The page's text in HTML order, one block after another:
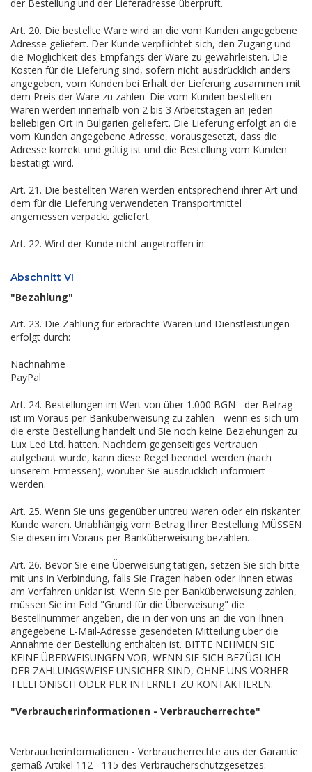
der Bestellung und der Lieferadresse überprüft.
Art. 20. Die bestellte Ware wird an die vom Kunden angegebene
Adresse geliefert. Der Kunde verpflichtet sich, den Zugang und
die Möglichkeit des Empfangs der Ware zu gewährleisten. Die
Kosten für die Lieferung sind, sofern nicht ausdrücklich anders
angegeben, vom Kunden bei Erhalt der Lieferung zusammen mit
dem Preis der Ware zu zahlen. Die vom Kunden bestellten
Waren werden innerhalb von 2 bis 3 Arbeitstagen an jeden
beliebigen Ort in Bulgarien geliefert. Die Lieferung erfolgt an die
vom Kunden angegebene Adresse, vorausgesetzt, dass die
Adresse korrekt und gültig ist und die Bestellung vom Kunden
bestätigt wird.
Art. 21. Die bestellten Waren werden entsprechend ihrer Art und
dem für die Lieferung verwendeten Transportmittel
angemessen verpackt geliefert.
Art. 22. Wird der Kunde nicht angetroffen in
Abschnitt VI
"Bezahlung"
Art. 23. Die Zahlung für erbrachte Waren und Dienstleistungen
erfolgt durch:
Nachnahme
PayPal
Art. 24. Bestellungen im Wert von über 1.000 BGN - der Betrag
ist im Voraus per Banküberweisung zu zahlen - wenn es sich um
die erste Bestellung handelt und Sie noch keine Beziehungen zu
Lux Led Ltd. hatten. Nachdem gegenseitiges Vertrauen
aufgebaut wurde, kann diese Regel beendet werden (nach
unserem Ermessen), worüber Sie ausdrücklich informiert
werden.
Art. 25. Wenn Sie uns gegenüber untreu waren oder ein riskanter
Kunde waren. Unabhängig vom Betrag Ihrer Bestellung MÜSSEN
Sie diesen im Voraus per Banküberweisung bezahlen.
Art. 26. Bevor Sie eine Überweisung tätigen, setzen Sie sich bitte
mit uns in Verbindung, falls Sie Fragen haben oder Ihnen etwas
am Verfahren unklar ist. Wenn Sie per Banküberweisung zahlen,
müssen Sie im Feld "Grund für die Überweisung" die
Bestellnummer angeben, die in der von uns an die von Ihnen
angegebene E-Mail-Adresse gesendeten Mitteilung über die
Annahme der Bestellung enthalten ist. BITTE NEHMEN SIE
KEINE ÜBERWEISUNGEN VOR, WENN SIE SICH BEZÜGLICH
DER ZAHLUNGSWEISE UNSICHER SIND, OHNE UNS VORHER
TELEFONISCH ODER PER INTERNET ZU KONTAKTIEREN.
"Verbraucherinformationen - Verbraucherrechte"
Verbraucherinformationen - Verbraucherrechte aus der Garantie
gemäß Artikel 112 - 115 des Verbraucherschutzgesetzes: